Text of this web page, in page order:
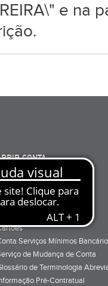
e na
CONTA
ser cliente
(sub-18)
Serviços Mínimos
de Mudança de Conta
de Terminologia
Pré-Contratual